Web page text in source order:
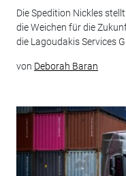
Die Spedition Nickles
die Weichen für die
die Lagoudakis Services
von Deborah Baran